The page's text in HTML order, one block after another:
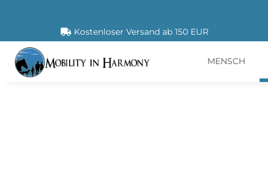
Kostenloser Versand ab 150 EUR
MENSCH